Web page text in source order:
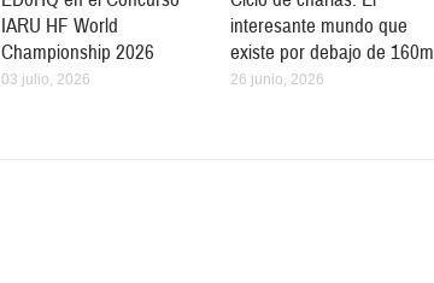
IARU HF World
Championship 2026
03 julio, 2026
interesante mundo que
existe por debajo de 160m
26 junio, 2026